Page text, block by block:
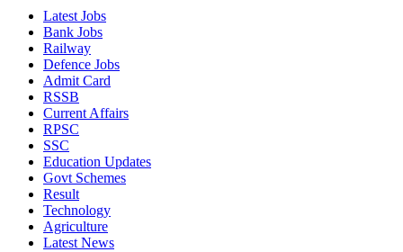
Latest Jobs
Bank Jobs
Railway
Defence Jobs
Admit Card
RSSB
Current Affairs
RPSC
SSC
Education Updates
Govt Schemes
Result
Technology
Agriculture
Latest News